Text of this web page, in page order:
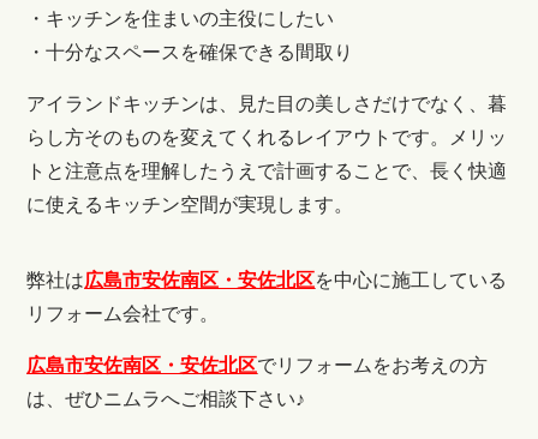
・キッチンを住まいの主役にしたい
・十分なスペースを確保できる間取り
アイランドキッチンは、見た目の美しさだけでなく、暮
らし方そのものを変えてくれるレイアウトです。メリッ
トと注意点を理解したうえで計画することで、長く快適
に使えるキッチン空間が実現します。
弊社は広島市安佐南区・安佐北区を中心に施工している
リフォーム会社です。
広島市安佐南区・安佐北区でリフォームをお考えの方
は、ぜひニムラへご相談下さい♪